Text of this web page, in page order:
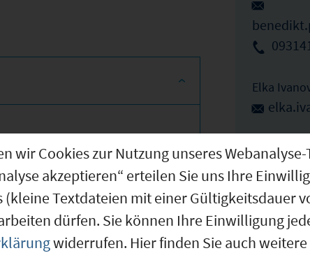
Elka
wir Cookies zur Nutzung unseres
akzeptieren“ erteilen Sie uns Ihre
Textdateien mit einer Gültigkeitsdauer
dürfen. Sie können Ihre Einwilligung
widerrufen. Hier finden Sie auch